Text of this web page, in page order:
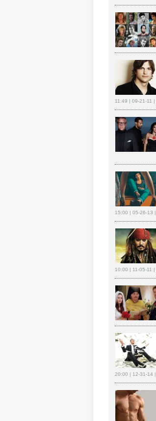
11:49 | 09-21-11 |
15:00 | 05-26-13 |
10:00 | 11-05-11 |
20:00 | 12-31-14 |